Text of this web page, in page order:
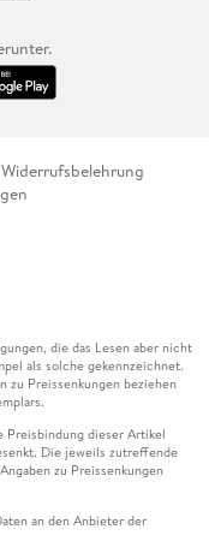
Widerrufsbelehrung
die das Lesen aber nicht
als solche gekennzeichnet.
zu Preissenkungen beziehen
dieser Artikel
Die jeweils zutreffende
zu Preissenkungen
an den Anbieter der